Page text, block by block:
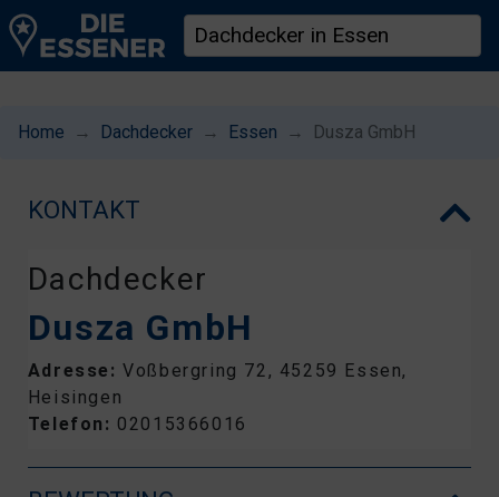
Home Dachdecker Essen Dusza GmbH
KONTAKT
Dachdecker
Dusza GmbH
Adresse:Voßbergring 72, 45259 Essen,
Heisingen
Telefon: 02015366016